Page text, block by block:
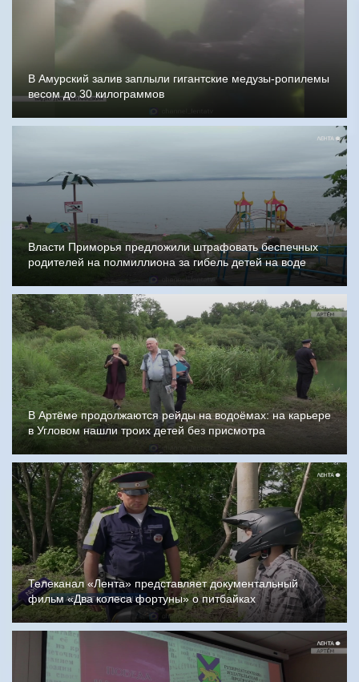
В Амурский залив заплыли гигантские медузы-ропилемы
весом до 30 килограммов
Власти Приморья предложили штрафовать беспечных
родителей на полмиллиона за гибель детей на воде
В Артёме продолжаются рейды на водоёмах: на карьере
в Угловом нашли троих детей без присмотра
Телеканал «Лента» представляет документальный
фильм «Два колеса фортуны» о питбайках